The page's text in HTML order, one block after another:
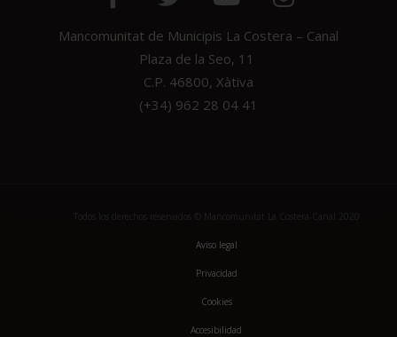
Mancomunitat de Municipis La Costera – Canal
Plaza de la Seo, 11
C.P. 46800, Xàtiva
(+34) 962 28 04 41
Aviso legal
Privacidad
Cookies
Accesibilidad